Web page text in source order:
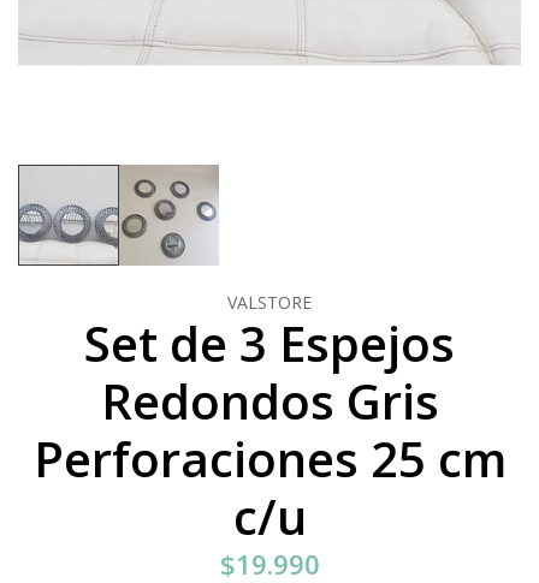
VALSTORE
Set de 3 Espejos
Redondos Gris
Perforaciones 25 cm
c/u
$19.990